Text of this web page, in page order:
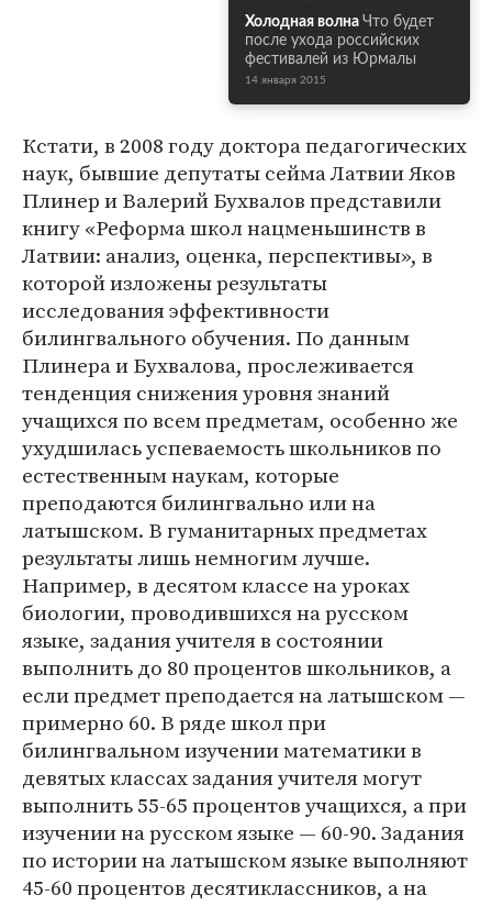
Холодная волна Что будет
после ухода российских
фестивалей из Юрмалы
14 января 2015
Кстати, в 2008 году доктора педагогических
наук, бывшие депутаты сейма Латвии Яков
Плинер и Валерий Бухвалов представили
книгу «Реформа школ нацменьшинств в
Латвии: анализ, оценка, перспективы», в
которой изложены результаты
исследования эффективности
билингвального обучения. По данным
Плинера и Бухвалова, прослеживается
тенденция снижения уровня знаний
учащихся по всем предметам, особенно же
ухудшилась успеваемость школьников по
естественным наукам, которые
преподаются билингвально или на
латышском. В гуманитарных предметах
результаты лишь немногим лучше.
Например, в десятом классе на уроках
биологии, проводившихся на русском
языке, задания учителя в состоянии
выполнить до 80 процентов школьников, а
если предмет преподается на латышском —
примерно 60. В ряде школ при
билингвальном изучении математики в
девятых классах задания учителя могут
выполнить 55-65 процентов учащихся, а при
изучении на русском языке — 60-90. Задания
по истории на латышском языке выполняют
45-60 процентов десятиклассников, а на